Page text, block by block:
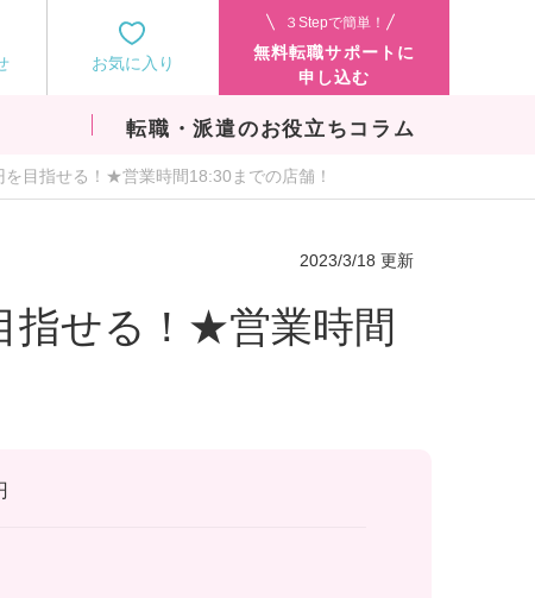
お気に入り
３Stepで簡単！
無料転職サポートに
申し込む
転職・派遣のお役立ちコラム
目指せる！★営業時間18:30までの店舗！
2023/3/18 更新
指せる！★営業時間